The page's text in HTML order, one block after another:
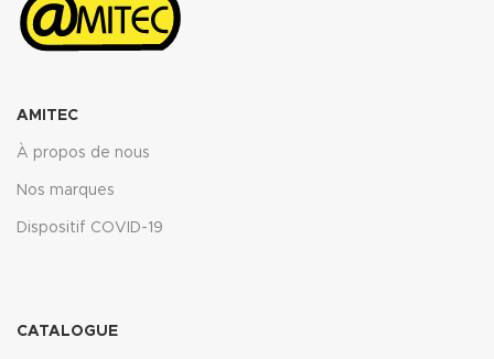
AMITEC
À propos de nous
Nos marques
Dispositif COVID-19
CATALOGUE